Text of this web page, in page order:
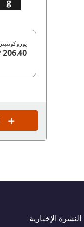
يوروكونتينر
206.40 EGP
الإخبارية